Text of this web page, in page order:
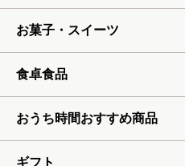
お菓子・スイーツ
食卓食品
おうち時間おすすめ商品
ギフト